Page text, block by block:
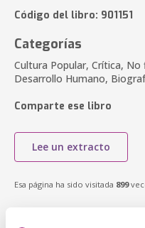
Código del libro: 901151
Categorías
Cultura Popular, Crítica,
Desarrollo Humano,
Comparte ese libro
Lee un extracto
Esa página ha sido visitada 899